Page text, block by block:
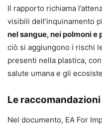
Il rapporto richiama
visibili dell’inquinamento
nel sangue, nei polmoni e
ciò si aggiungono i rischi
presenti nella plastica,
salute umana e gli
Le
Nel documento, EA For